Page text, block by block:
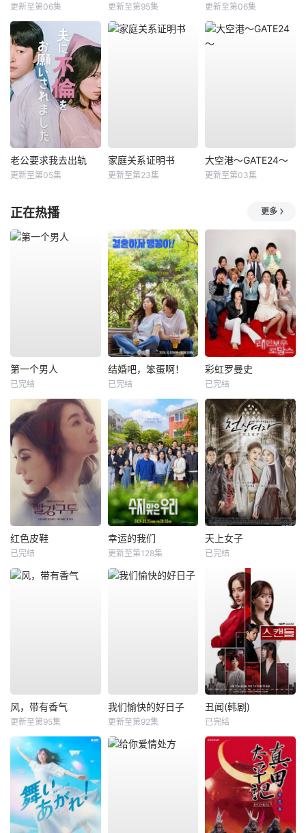
更新至第06集 更新至第95集 更新至第06集
老公要求我去出轨
更新至第05集
家庭关系证明书
更新至第23集
大空港～GATE24～
更新至第03集
正在热播 更多
第一个男人
已完结
结婚吧，笨蛋啊！
已完结
彩虹罗曼史
已完结
红色皮鞋
已完结
幸运的我们
更新至第128集
天上女子
已完结
风，带有香气
更新至第95集
我们愉快的好日子
更新至第92集
丑闻(韩剧)
已完结